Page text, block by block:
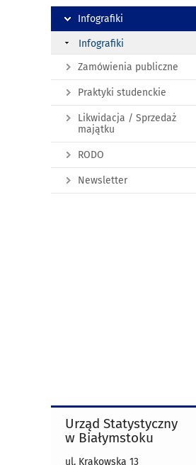
Infografiki
Infografiki
Zamówienia publiczne
Praktyki studenckie
Likwidacja / Sprzedaż
majątku
RODO
Newsletter
Urząd Statystyczny
w Białymstoku
ul. Krakowska 13